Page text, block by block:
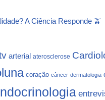
A Ciência Responde 🫒
arterial aterosclerose
coração câncer dermatologia